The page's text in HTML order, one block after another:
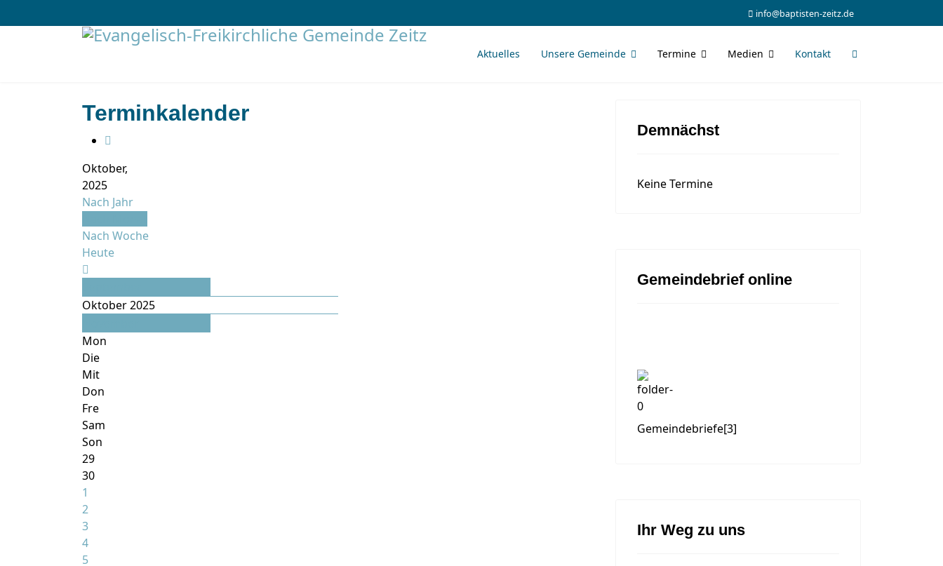
info@baptisten-zeitz.de
Aktuelles Unsere Gemeinde Termine Medien Kontakt
Terminkalender
Oktober,
2025
Nach Jahr
Nach Woche
Heute
Oktober 2025
Mon
Die
Mit
Don
Fre
Sam
Son
29
30
1
2
3
4
5
Demnächst
Keine Termine
Gemeindebrief online
Gemeindebriefe[3]
Ihr Weg zu uns